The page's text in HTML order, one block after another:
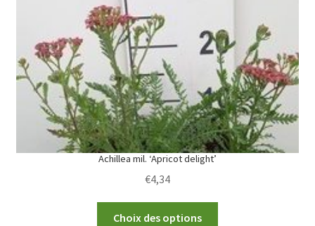
chosen
on
the
product
page
Achillea mil. ‘Apricot delight’
€4,34
Choix des options